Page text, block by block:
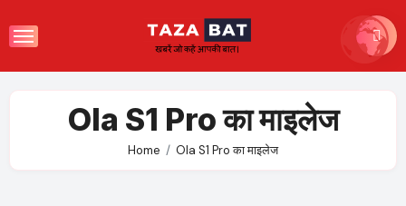
to
Ola S1 Pro का माइलेज
Home Ola S1 Pro का माइलेज